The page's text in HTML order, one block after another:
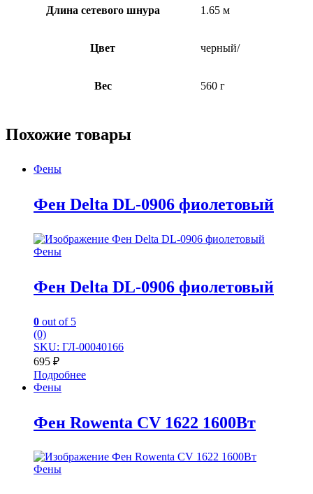
Длина сетевого шнура 1.65 м
Цвет черный/
Вес 560 г
Похожие товары
Фены
Фен Delta DL-0906 фиолетовый
Фены
Фен Delta DL-0906 фиолетовый
0 out of 5
(0)
SKU: ГЛ-00040166
695 ₽
Подробнее
Фены
Фен Rowenta CV 1622 1600Вт
Фены